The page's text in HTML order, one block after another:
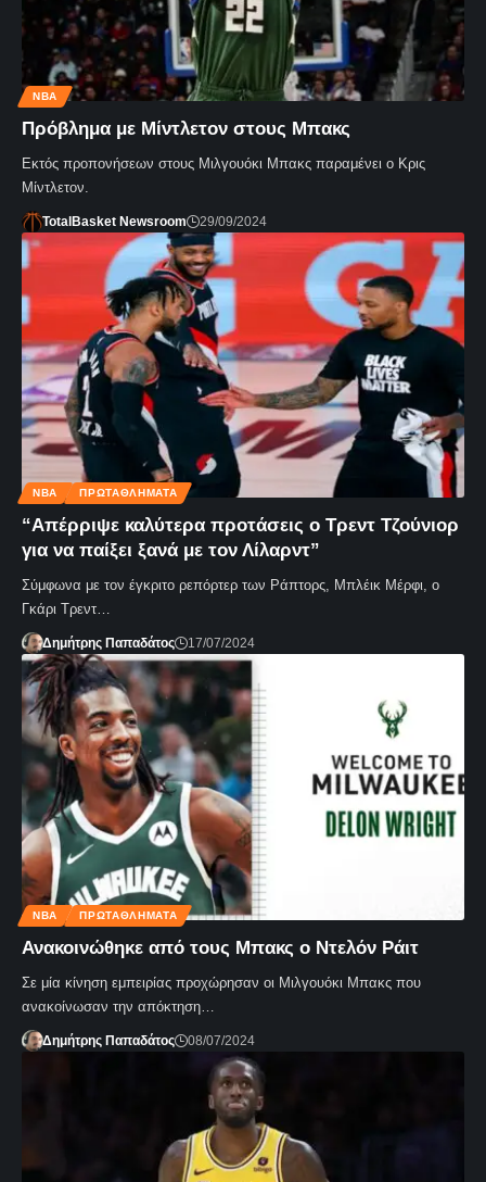
NBA
Πρόβλημα με Μίντλετον στους Μπακς
Εκτός προπονήσεων στους Μιλγουόκι Μπακς παραμένει ο Κρις
Μίντλετον.
TotalBasket Newsroom 29/09/2024
NBA ΠΡΩΤΑΘΛΗΜΑΤΑ
“Απέρριψε καλύτερα προτάσεις ο Τρεντ Τζούνιορ
για να παίξει ξανά με τον Λίλαρντ”
Σύμφωνα με τον έγκριτο ρεπόρτερ των Ράπτορς, Μπλέικ Μέρφι, ο
Γκάρι Τρεντ…
Δημήτρης Παπαδάτος 17/07/2024
NBA ΠΡΩΤΑΘΛΗΜΑΤΑ
Ανακοινώθηκε από τους Μπακς ο Ντελόν Ράιτ
Σε μία κίνηση εμπειρίας προχώρησαν οι Μιλγουόκι Μπακς που
ανακοίνωσαν την απόκτηση…
Δημήτρης Παπαδάτος 08/07/2024